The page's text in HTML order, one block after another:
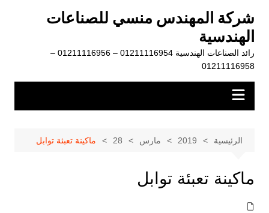
المحتوى
شركة المهندس منسي للصناعات
الهندسية
رائد الصناعات الهندسية 01211116954 – 01211116956 –
01211116958
الرئيسية 2019 مارس 28 ماكينة تعبئة توابل
ماكينة تعبئة توابل